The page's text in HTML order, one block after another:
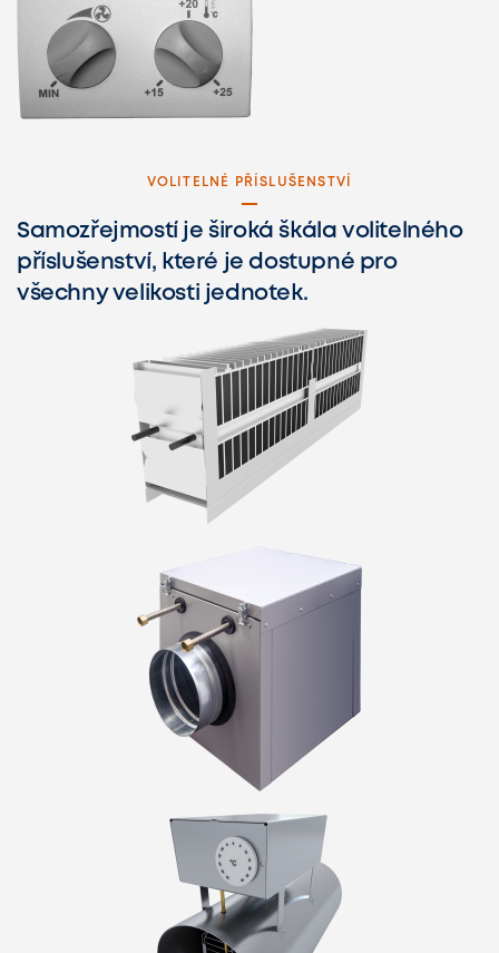
VOLITELNÉ PŘÍSLUŠENSTVÍ
Samozřejmostí je široká škála volitelného
příslušenství, které je dostupné pro
všechny velikosti jednotek.